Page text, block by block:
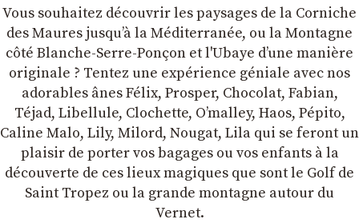
Vous souhaitez découvrir les paysages de la Corniche
des Maures jusqu’à la Méditerranée, ou la Montagne
côté Blanche-Serre-Ponçon et l'Ubaye dʼune manière
originale ? Tentez une expérience géniale avec nos
adorables ânes Félix, Prosper, Chocolat, Fabian,
Téjad, Libellule, Clochette, Oʼmalley, Haos, Pépito,
Caline Malo, Lily, Milord, Nougat, Lila qui se feront un
plaisir de porter vos bagages ou vos enfants à la
découverte de ces lieux magiques que sont le Golf de
Saint Tropez ou la grande montagne autour du
Vernet.